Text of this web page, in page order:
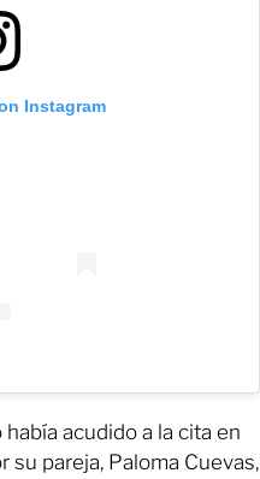
Instagram
acudido a la cita en
su pareja, Paloma Cuevas,